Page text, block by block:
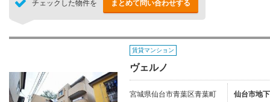
チェックした物件を まとめて問い合わせする
賃貸マンション
ヴェルノ
宮城県仙台市青葉区青葉町
仙台市地